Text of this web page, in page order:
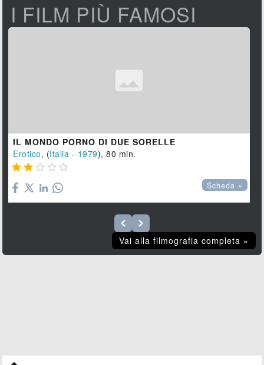
I FILM PIÙ FAMOSI
IL MONDO PORNO DI DUE SORELLE
Erotico, (Italia - 1979), 80 min.
    
Scheda »
Vai alla filmografia completa »